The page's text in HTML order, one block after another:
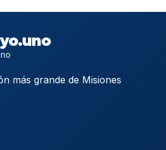
más grande de Misiones